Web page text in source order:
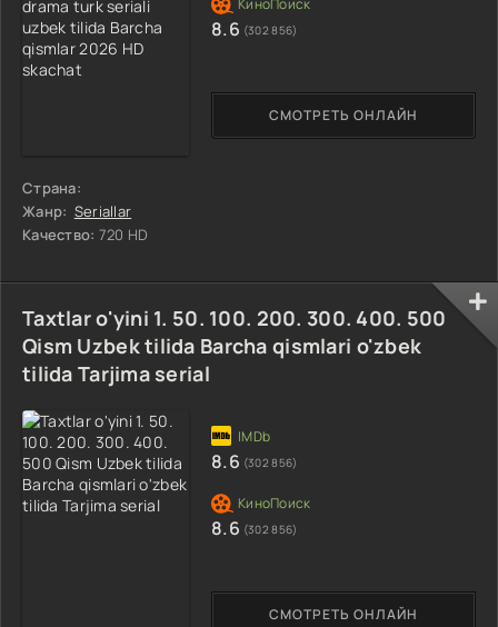
Страна:
Жанр: Seriallar
Качество: 720 HD
СМОТРЕТЬ ОНЛАЙН
8.6 (302 856)
Taxtlar o'yini 1. 50. 100. 200. 300. 400. 500
Qism Uzbek tilida Barcha qismlari o'zbek
tilida Tarjima serial
СМОТРЕТЬ ОНЛАЙН
8.6 (302 856)
8.6 (302 856)